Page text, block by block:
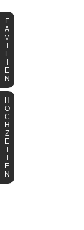
F
A
M
L
E
N
H
O
C
H
Z
E
T
E
N